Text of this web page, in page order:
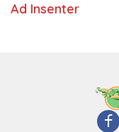
Ad Insenter